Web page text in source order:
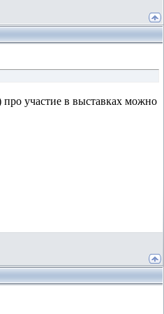
про участие в выставках можно